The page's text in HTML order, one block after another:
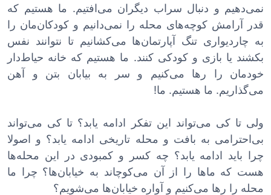
نمی‌دهیم و دنبال سراب دیگران می‌افتیم. ما هستیم که
قدر آرامش کوچه‌های محله را نمی‌دانیم و کودکان‌مان را
به چاردیواری تنگ آپارتمان‌ها می‌کشانیم تا نتوانند نفس
بکشند یا بازی و کودکی کنند. ما هستیم که خانه حیاط‌دار
خودمان را رها می‌کنیم و سر به بیابان بتن و آهن
می‌گذاریم. ما هستیم. ما!
ولی تا کی می‌تواند این تفکر ادامه یابد؟ تا کی می‌تواند
بی‌احترامی به بافت و محله تاریخی ادامه یابد؟ و اصولا
چرا باید ادامه یابد؟ چه کسر و کمبودی در این محله‌ها
هست که ماها را از آن می‌کوچاند به خیابان‌ها؟ چرا ما
محله را رها می‌کنیم و آواره خیابان‌ها می‌شویم؟